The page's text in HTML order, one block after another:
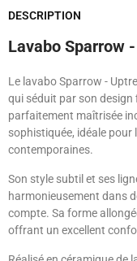
DESCRIPTION
Lavabo Sparrow
Le lavabo Sparrow -
qui séduit par son
parfaitement maîtrisée
sophistiquée, idéale pour
contemporaines.
Son style subtil et ses
harmonieusement dans
compte. Sa forme
offrant un excellent